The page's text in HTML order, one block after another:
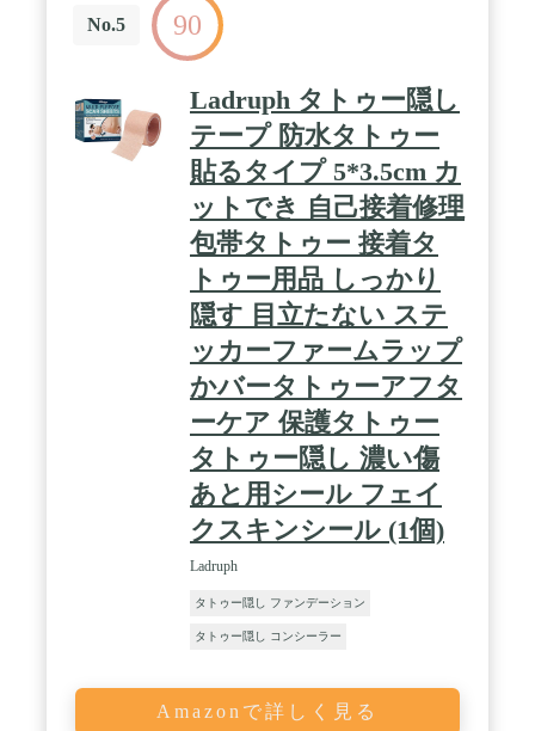
No.5 90
Ladruph タトゥー隠し
テープ 防水タトゥー
貼るタイプ 5*3.5cm カ
ットでき 自己接着修理
包帯タトゥー 接着タ
トゥー用品 しっかり
隠す 目立たない ステ
ッカーファームラップ
かバータトゥーアフタ
ーケア 保護タトゥー
タトゥー隠し 濃い傷
あと用シール フェイ
クスキンシール (1個)
Ladruph
タトゥー隠し ファンデーション
タトゥー隠し コンシーラー
Amazonで詳しく見る